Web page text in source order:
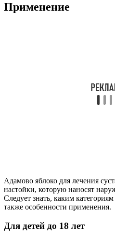
Применение
Адамово яблоко для лечения
настойки, которую наносят
Следует знать, каким
также особенности применения.
Для детей до 18 лет